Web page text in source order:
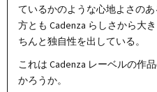
ているかのような心地よさの
方とも Cadenza らしさから大
ちんと独自性を出している。
これは Cadenza レーベルの作
かろうか。